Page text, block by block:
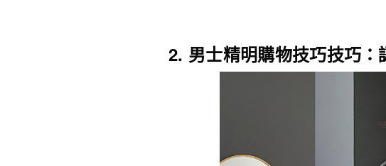
2. 男士精明購物技巧技巧：